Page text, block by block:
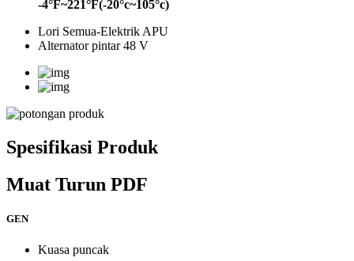
-4°F~221°F(-20°c~105°c)
Lori Semua-Elektrik APU
Alternator pintar 48 V
Spesifikasi Produk
Muat Turun PDF
GEN
Kuasa puncak